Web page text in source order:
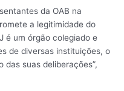
da OAB na
a legitimidade do
é um órgão colegiado e
de diversas instituições, o
das suas deliberações”,